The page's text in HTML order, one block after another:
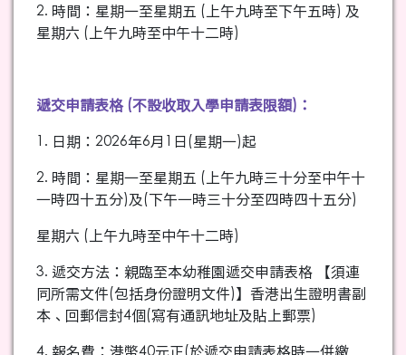
2. 時間：星期一至星期五 (上午九時至下午五時) 及
星期六 (上午九時至中午十二時)
遞交申請表格 (不設收取入學申請表限額)：
1. 日期：2026年6月1日(星期一)起
2. 時間：星期一至星期五 (上午九時三十分至中午十
一時四十五分)及(下午一時三十分至四時四十五分)
星期六 (上午九時至中午十二時)
3. 遞交方法：親臨至本幼稚園遞交申請表格 【須連
同所需文件(包括身份證明文件)】香港出生證明書副
本、回郵信封4個(寫有通訊地址及貼上郵票)